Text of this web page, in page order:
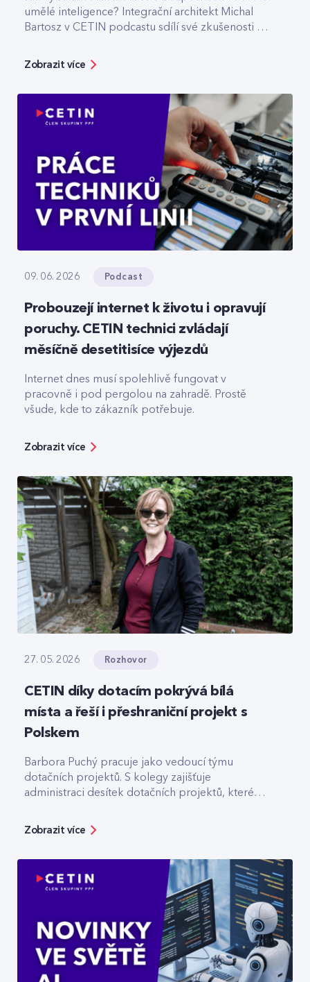
umělé inteligence? Integrační architekt Michal
Bartosz v CETIN podcastu sdílí své zkušenosti s
bezpečnosti, ale zároveň ukazuje možnosti, jak
Zobrazit více
09. 06. 2026 Podcast
Probouzejí internet k životu i opravují
poruchy. CETIN technici zvládají
měsíčně desetitisíce výjezdů
Internet dnes musí spolehlivě fungovat v
pracovně i pod pergolou na zahradě. Prostě
všude, kde to zákazník potřebuje.
Zobrazit více
27. 05. 2026 Rozhovor
CETIN díky dotacím pokrývá bílá
místa a řeší i přeshraniční projekt s
Polskem
Barbora Puchý pracuje jako vedoucí týmu
dotačních projektů. S kolegy zajišťuje
administraci desítek dotačních projektů, které
lokalitách.
Zobrazit více